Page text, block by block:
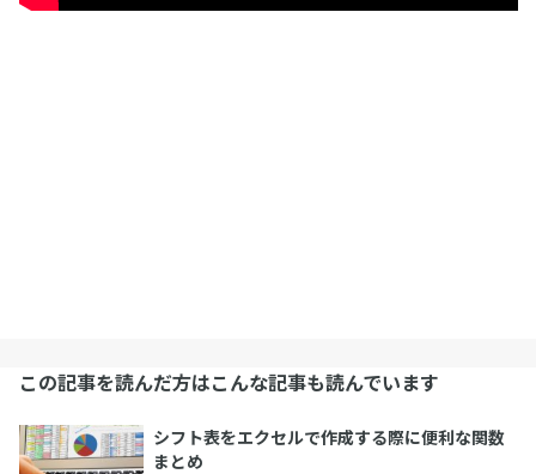
この記事を読んだ方はこんな記事も読んでいます
シフト表をエクセルで作成する際に便利な関数
まとめ